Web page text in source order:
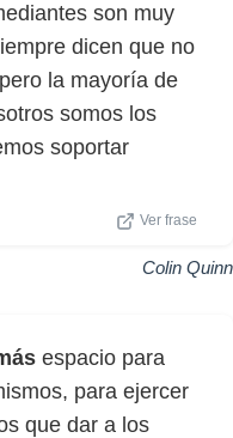
son muy
dicen que no
la mayoría de
somos los
soportar
Ver frase
Colin Quinn
espacio para
para ejercer
que dar a los